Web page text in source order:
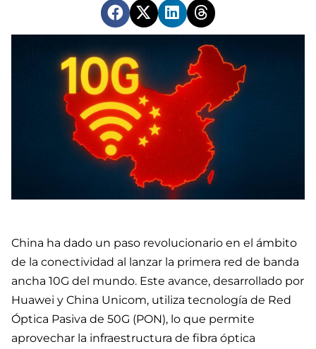
China ha dado un paso revolucionario en el ámbito
de la conectividad al lanzar la primera red de banda
ancha 10G del mundo. Este avance, desarrollado por
Huawei y China Unicom, utiliza tecnología de Red
Óptica Pasiva de 50G (PON), lo que permite
aprovechar la infraestructura de fibra óptica